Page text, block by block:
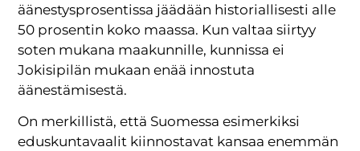
äänestysprosentissa jäädään historiallisesti alle
50 prosentin koko maassa. Kun valtaa siirtyy
soten mukana maakunnille, kunnissa ei
Jokisipilän mukaan enää innostuta
äänestämisestä.
On merkillistä, että Suomessa esimerkiksi
eduskuntavaalit kiinnostavat kansaa enemmän